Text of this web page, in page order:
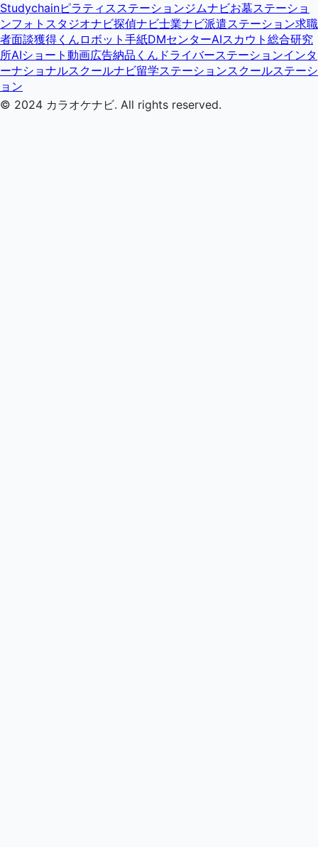
Studychainピラティスステーションジムナビお墓ステーショ
ンフォトスタジオナビ探偵ナビ士業ナビ派遣ステーション求職
者面談獲得くん ロボット手紙DMセンターAIスカウト総合研究
所AIショート動画広告納品くん ドライバーステーションインタ
ーナショナルスクールナビ留学ステーションスクールステーシ
ョン
© 2024 カラオケナビ. All rights reserved.